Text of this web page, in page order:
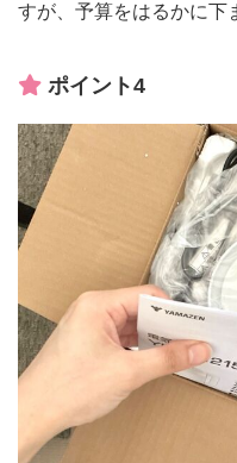
すが、予算をはるかに下
ポイント4